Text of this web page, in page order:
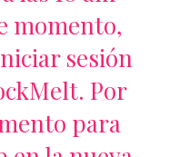
momento,
sesión
Por
para